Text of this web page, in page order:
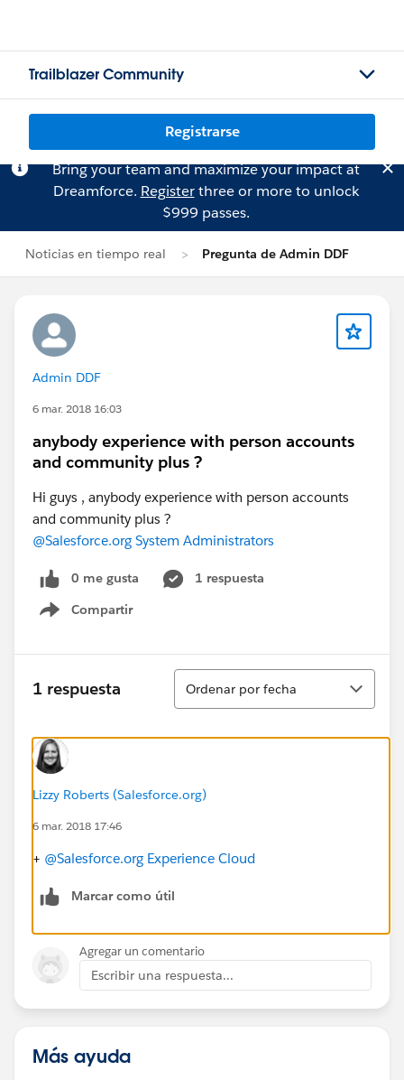
Trailblazer Community
Registrarse
Bring your team and maximize your impact at
Dreamforce. Registerthree or more to unlock
$999 passes.
Noticias en tiempo real Pregunta de Admin DDF
Admin DDF
6 mar. 2018 16:03
anybody experience with person accounts
and community plus ?
Hi guys , anybody experience with person accounts
and community plus ?
@Salesforce.org System Administrators
0 me gusta
1 respuesta
Compartir
Show menu
1 respuesta
Ordenar
Ordenar por fecha
Lizzy Roberts (Salesforce.org)
6 mar. 2018 17:46
+ @Salesforce.org Experience Cloud
Marcar como útil
Agregar un comentario
Escribir una respuesta...
Más ayuda